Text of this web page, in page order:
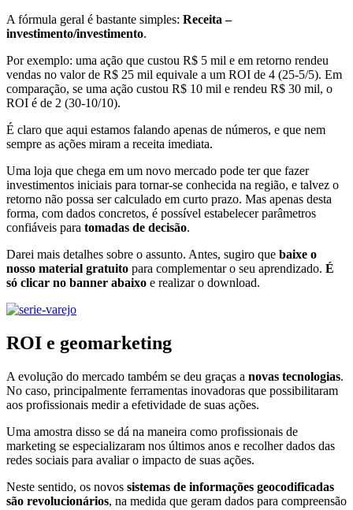
A fórmula geral é bastante simples: Receita –
investimento/investimento.
Por exemplo: uma ação que custou R$ 5 mil e em retorno rendeu
vendas no valor de R$ 25 mil equivale a um ROI de 4 (25-5/5). Em
comparação, se uma ação custou R$ 10 mil e rendeu R$ 30 mil, o
ROI é de 2 (30-10/10).
É claro que aqui estamos falando apenas de números, e que nem
sempre as ações miram a receita imediata.
Uma loja que chega em um novo mercado pode ter que fazer
investimentos iniciais para tornar-se conhecida na região, e talvez o
retorno não possa ser calculado em curto prazo. Mas apenas desta
forma, com dados concretos, é possível estabelecer parâmetros
confiáveis para tomadas de decisão.
Darei mais detalhes sobre o assunto. Antes, sugiro que baixe o
nosso material gratuito para complementar o seu aprendizado. É
só clicar no banner abaixo e realizar o download.
ROI e geomarketing
A evolução do mercado também se deu graças a novas tecnologias.
No caso, principalmente ferramentas inovadoras que possibilitaram
aos profissionais medir a efetividade de suas ações.
Uma amostra disso se dá na maneira como profissionais de
marketing se especializaram nos últimos anos e recolher dados das
redes sociais para avaliar o impacto de suas ações.
Neste sentido, os novos sistemas de informações geocodificadas
são revolucionários, na medida que geram dados para compreensão